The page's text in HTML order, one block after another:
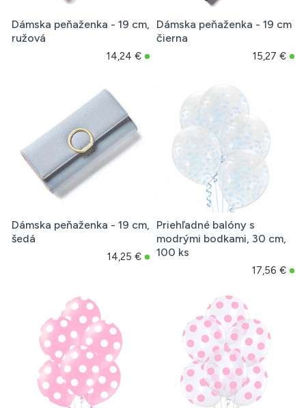
Dámska peňaženka - 19 cm,
ružová
14,24 €
Dámska peňaženka - 19 cm
čierna
15,27 €
Dámska peňaženka - 19 cm,
šedá
14,25 €
Priehľadné balóny s
modrými bodkami, 30 cm,
100 ks
17,56 €